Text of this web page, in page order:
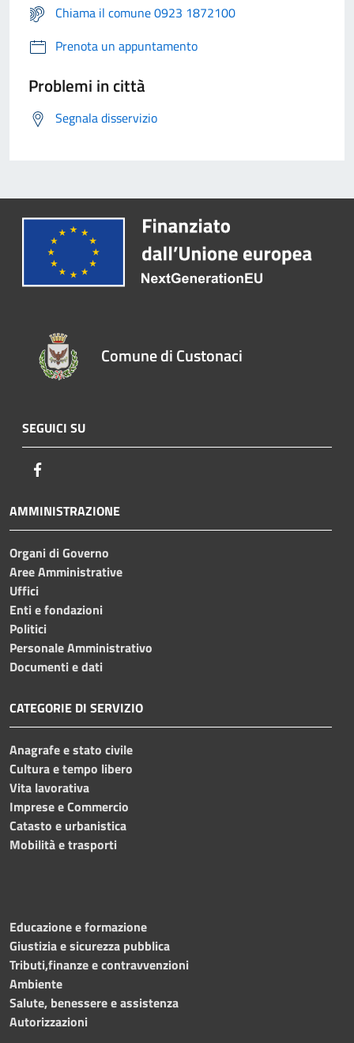
Chiama il comune 0923 1872100
Prenota un appuntamento
Problemi in città
Segnala disservizio
Comune di Custonaci
SEGUICI SU
AMMINISTRAZIONE
Organi di Governo
Aree Amministrative
Uffici
Enti e fondazioni
Politici
Personale Amministrativo
Documenti e dati
CATEGORIE DI SERVIZIO
Anagrafe e stato civile
Cultura e tempo libero
Vita lavorativa
Imprese e Commercio
Catasto e urbanistica
Mobilità e trasporti
Educazione e formazione
Giustizia e sicurezza pubblica
Tributi,finanze e contravvenzioni
Ambiente
Salute, benessere e assistenza
Autorizzazioni